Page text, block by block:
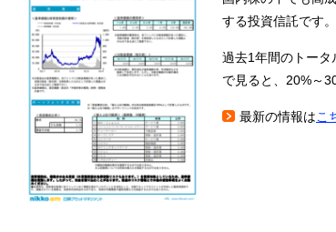
する投資信託です。
過去1年間のトー
で見ると、20%～
最新の情報はこ